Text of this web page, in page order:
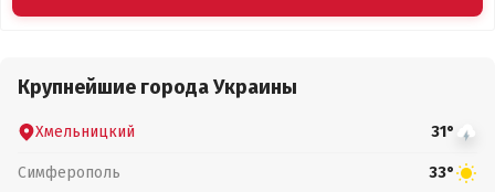
Крупнейшие города Украины
Хмельницкий 31°
Симферополь 33°